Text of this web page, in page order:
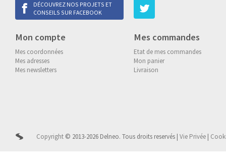
DÉCOUVREZ NOS PROJETS ET
CONSEILS SUR FACEBOOK
Mon compte
Mes coordonnées
Mes adresses
Mes newsletters
Mes commandes
Etat de mes commandes
Mon panier
Livraison
Copyright © 2013-2026 Delneo. Tous droits reservés | Vie Privée |